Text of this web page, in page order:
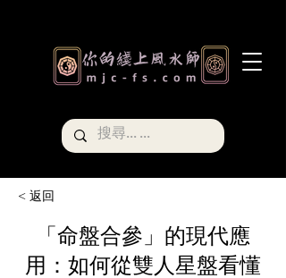
< 返回
「命盤合參」的現代應
用：如何從雙人星盤看懂